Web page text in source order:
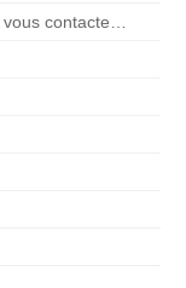
contacte…